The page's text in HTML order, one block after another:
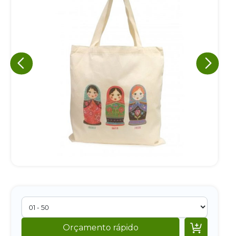
Orçamento rápido 
Eu concordo em receber comunicações.
A nossa empresa está comprometida a proteger e respeitar
sua privacidade, utilizaremos seus dados apenas para fins
de marketing. Você pode alterar suas preferências a
qualquer momento.
Iniciar conversa